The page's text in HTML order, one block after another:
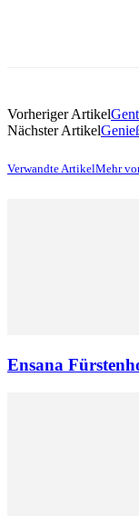
Vorheriger Artikel
Nächster Artikel
Verwandte ArtikelMehr
Ensana